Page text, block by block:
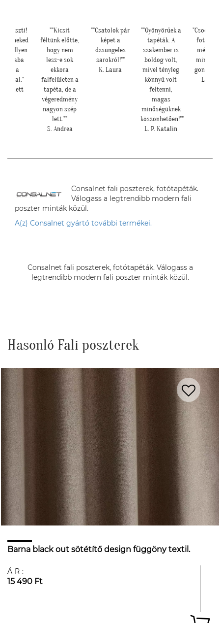
Kriszti!
neked
Ilyen
a baba
a
Nikolett
""Kicsit
féltünk előtte,
hogy nem
lesz-e sok
ekkora
falfelületen a
tapéta, de a
végeredmény
nagyon szép
lett.""
S. Andrea
""Csatolok pár
képet a
dzsungeles
sarokról!""
K. Laura
""Gyönyörűek a
tapéták. A
szakember is
boldog volt,
mivel tényleg
könnyű volt
feltenni,
magas
minőségüknek
köszönhetően!""
L. P. Katalin
még
mint
L.
Consalnet fali poszterek, fotótapéták.
Válogass a legtrendibb modern fali
poszter minták közül.
A(z) Consalnet gyártó további termékei.
Consalnet fali poszterek, fotótapéták. Válogass a
legtrendibb modern fali poszter minták közül.
Hasonló Fali poszterek
Barna black out sötétítő design függöny textil.
ÁR:
15 490 Ft